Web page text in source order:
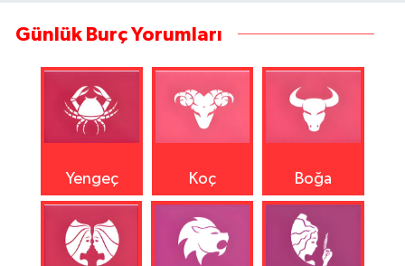
Günlük Burç Yorumları
Yengeç Koç Boğa